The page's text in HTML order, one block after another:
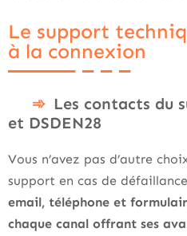
Le support
à la connexion
Les contacts du
et DSDEN28
Vous n’avez pas d’autre
support en cas de
email, téléphone et
chaque canal offrant ses